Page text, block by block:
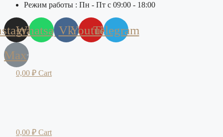
Режим работы : Пн - Пт с 09:00 - 18:00
WhatsappVkYoutubeTelegram
Max
0,00 ₽ Cart
0,00 ₽ Cart